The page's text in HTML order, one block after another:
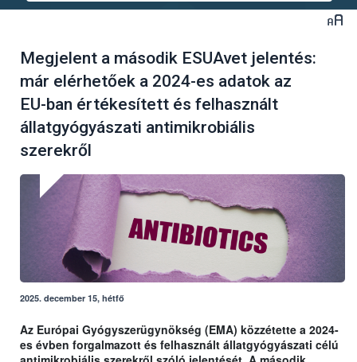
Megjelent a második ESUAvet jelentés:
már elérhetőek a 2024-es adatok az
EU-ban értékesített és felhasznált
állatgyógyászati antimikrobiális
szerekről
2025. december 15, hétfő
Az Európai Gyógyszerügynökség (EMA) közzétette a 2024-
es évben forgalmazott és felhasznált állatgyógyászati célú